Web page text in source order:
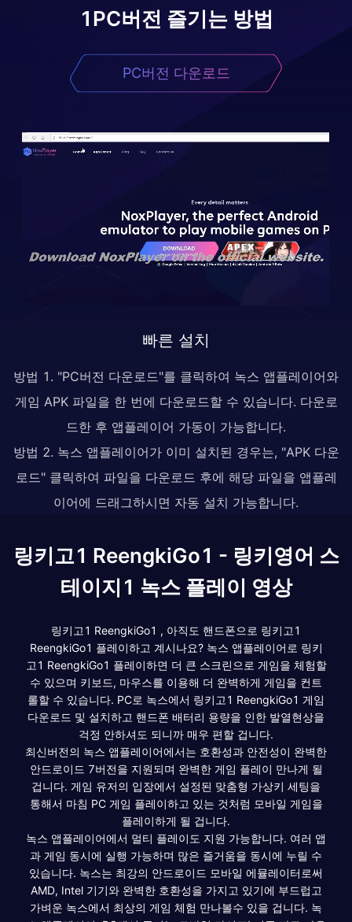
1PC버전 즐기는 방법
PC버전 다운로드
빠른 설치
방법 1. "PC버전 다운로드"를 클릭하여 녹스 앱플레이어와
게임 APK 파일을 한 번에 다운로드할 수 있습니다. 다운로
드한 후 앱플레이어 가동이 가능합니다.
방법 2. 녹스 앱플레이어가 이미 설치된 경우는, "APK 다운
로드" 클릭하여 파일을 다운로드 후에 해당 파일을 앱플레
이어에 드래그하시면 자동 설치 가능합니다.
링키고1 ReengkiGo1 - 링키영어 스
테이지1 녹스 플레이 영상
링키고1 ReengkiGo1 , 아직도 핸드폰으로 링키고1
ReengkiGo1 플레이하고 계시나요? 녹스 앱플레이어로 링키
고1 ReengkiGo1 플레이하면 더 큰 스크린으로 게임을 체험할
수 있으며 키보드, 마우스를 이용해 더 완벽하게 게임을 컨트
롤할 수 있습니다. PC로 녹스에서 링키고1 ReengkiGo1 게임
다운로드 및 설치하고 핸드폰 배터리 용량을 인한 발열현상을
걱정 안하셔도 되니까 매우 편할 겁니다.
최신버전의 녹스 앱플레이어에서는 호환성과 안전성이 완벽한
안드로이드 7버전을 지원되며 완벽한 게임 플레이 만나게 될
겁니다. 게임 유저의 입장에서 설정된 맞춤형 가상키 세팅을
통해서 마침 PC 게임 플레이하고 있는 것처럼 모바일 게임을
플레이하게 될 겁니다.
녹스 앱플레이어에서 멀티 플레이도 지원 가능합니다. 여러 앱
과 게임 동시에 실행 가능하며 많은 즐거움을 동시에 누릴 수
있습니다. 녹스는 최강의 안드로이드 모바일 에뮬레이터로써
AMD, Intel 기기와 완벽한 호환성을 가지고 있기에 부드럽고
가벼운 녹스에서 최상의 게임 체험 만나볼수 있을 겁니다. 녹